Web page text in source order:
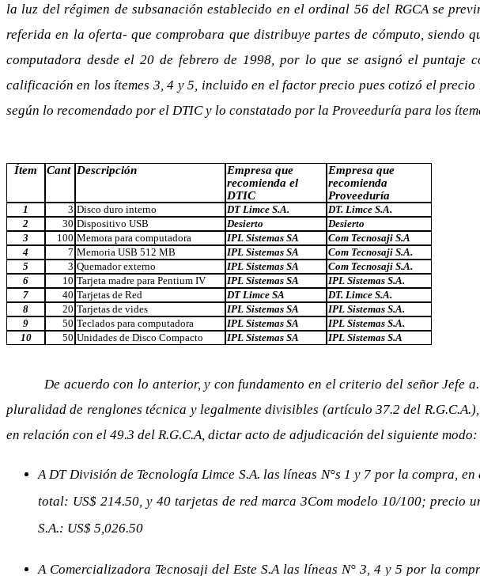
la luz del régimen de subsanación establecido en el ordinal 56 del RGCA se
referida en la oferta- que comprobara que distribuye partes de cómputo, siendo
computadora desde el 20 de febrero de 1998, por lo que se asignó el puntaje
calificación en los ítemes 3, 4 y 5, incluido en el factor precio pues cotizó el
según lo recomendado por el DTIC y lo constatado por la Proveeduría para los
Ítem Cant Descripción
Empresa que
recomienda el
DTIC
Empresa que
recomienda
Proveeduría
1 3 Disco duro interno DT Limce S.A.
DT. Limce S.A.
2
30 Dispositivo USB Desierto
Desierto
3
100 Memora para computadora IPL Sistemas SA
Com Tecnosaji S.A
4
7 Memoria USB 512 MB IPL Sistemas SA
Com Tecnosaji S.A.
5
3 Quemador externo IPL Sistemas SA
Com Tecnosaji S.A.
6
10 Tarjeta madre para Pentium IV IPL Sistemas SA
IPL Sistemas S.A.
7
40 Tarjetas de Red DT Limce SA
DT. Limce S.A.
8
20 Tarjetas de vides IPL Sistemas SA
IPL Sistemas S.A.
9
50 Teclados para computadora IPL Sistemas SA
IPL Sistemas S.A.
10
50 Unidades de Disco Compacto IPL Sistemas SA IPL Sistemas S.A
De acuerdo con lo anterior, y con fundamento en el criterio del señor Jefe
pluralidad de renglones técnica y legalmente divisibles (artículo 37.2 del
en relación con el 49.3 del R.G.C.A, dictar acto de adjudicación del siguiente modo:
A DT División de Tecnología Limce S.A. las líneas N°s 1 y 7 por la compra,
total: US$ 214.50, y 40 tarjetas de red marca 3Com modelo 10/100;
S.A.: US$ 5,026.50
A Comercializadora Tecnosaji del Este S.A las líneas N° 3, 4 y 5 por la